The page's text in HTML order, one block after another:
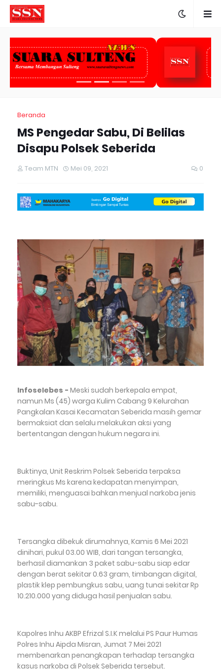
Beranda
MS Pengedar Sabu, Di Belilas
Disapu Polsek Seberida
Team MTN Mei 09, 2021 0
Infoselebes - Meski sudah berkepala empat,
namun Ms (45) warga Kulim Cabang 9 Kelurahan
Pangkalan Kasai Kecamatan Seberida masih gemar
bermaksiat dan selalu melakukan aksi yang
bertentangan dengan hukum negara ini.
Buktinya, Unit Reskrim Polsek Seberida terpaksa
meringkus Ms karena kedapatan menyimpan,
memiliki, menguasai bahkan menjual narkoba jenis
sabu-sabu.
Tersangka dibekuk dirumahnya, Kamis 6 Mei 2021
dinihari, pukul 03.00 WIB, dari tangan tersangka,
berhasil diamankan 3 paket sabu-sabu siap edar
dengan berat sekitar 0.63 gram, timbangan digital,
plastik klep pembungkus sabu, uang tunai sekitar Rp
10.210.000 yang diduga hasil penjualan sabu.
Kapolres Inhu AKBP Efrizal S.I.K melalui PS Paur Humas
Polres Inhu Aipda Misran, Jumat 7 Mei 2021
membenarkan penangkapan terhadap tersangka
kasus narkoba di Polsek Seberida tersebut.